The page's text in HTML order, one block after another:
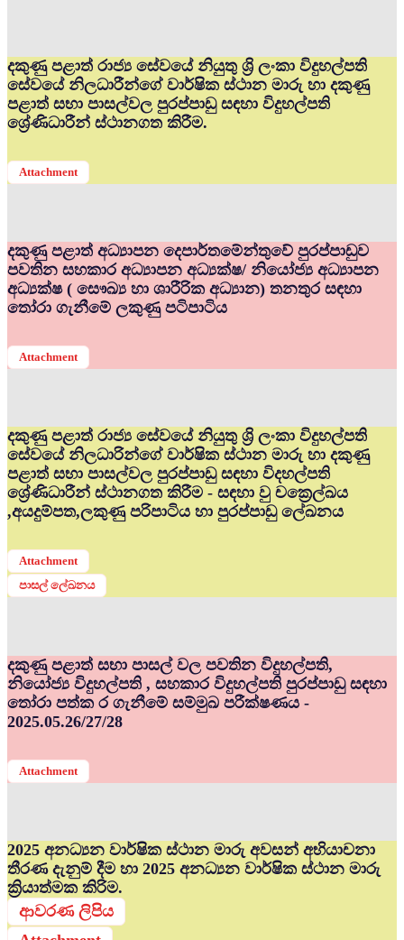
දකුණු පළාත් රාජ්‍ය සේවයේ නියුතු ශ්‍රි ලංකා විදුහල්පති
සේවයේ නිලධාරීන්ගේ වාර්ෂික ස්ථාන මාරු හා දකුණු
පළාත් සභා පාසල්වල පුරප්පාඩු සඳහා විදුහල්පති
ශ්‍රේණිධාරීන් ස්ථානගත කිරීම.
Attachment
දකුණු පළාත් අධ්‍යාපන දෙපාර්තමේන්තුවේ පුරප්පාඩුව
පවතින සහකාර අධ්‍යාපන අධ්‍යක්ෂ/ නියෝජ්‍ය අධ්‍යාපන
අධ්‍යක්ෂ ( සෞඛ්‍ය හා ශාරීරික අධ්‍යාන) තනතුර සඳහා
තෝරා ගැනීමේ ලකුණු පටිපාටිය
Attachment
දකුණු පළාත් රාජ්‍ය සේවයේ නියුතු ශ්‍රි ලංකා විදුහල්පති
සේවයේ නිලධාරින්ගේ වාර්ෂික ස්ථාන මාරු හා දකුණු
පළාත් සභා පාසල්වල පුරප්පාඩු සඳහා විදහල්පති
ශ්‍රේණිධාරීන් ස්ථානගත කිරීම - සඳහා වු චක්‍රෙල්ඛය
,අයදුම්පත,ලකුණු පරිපාටිය හා පුරප්පාඩු ලේඛනය
Attachment
පාසල් ලේඛනය
දකුණු පළාත් සභා පාසල් වල පවතින විදුහල්පති,
නියෝජ්‍ය විදුහල්පති , සහකාර විදුහල්පති පුරප්පාඩු සඳහා
තෝරා පත්ක ර ගැනීමේ සම්මුඛ පරීක්ෂණය -
2025.05.26/27/28
Attachment
2025 අනධ්‍යන වාර්ෂික ස්ථාන මාරු අවසන් අභියාචනා
තීරණ දැනුම් දීම හා 2025 අනධ්‍යන වාර්ෂික ස්ථාන මාරු
ක්‍රියාත්මක කිරිම.
ආවරණ ලිපිය